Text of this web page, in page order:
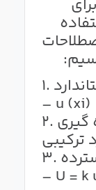
شود. معمولاً حرف کوچک u برای
1. عدم قطعیت اندازه گیری استاندارد
– u (xi)
2. عدم قطعیت اندازه گیری
3. عدم قطعیت اندازه گیری گسترده
– U = k